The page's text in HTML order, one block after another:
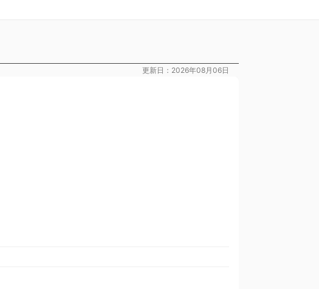
更新日：2026年08月06日